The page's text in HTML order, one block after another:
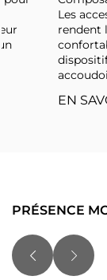
Les
rendent les
confortables et
dispositifs de
accoudoirs e...
EN SAVOIR
PRÉSENCE